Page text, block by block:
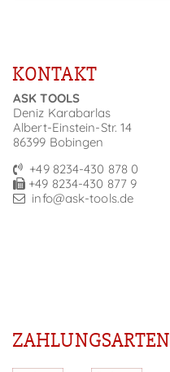
KONTAKT
ASK TOOLS
Deniz Karabarlas
Albert-Einstein-Str. 14
86399 Bobingen
+49 8234-430 878 0
+49 8234-430 877 9
info@ask-tools.de
ZAHLUNGSARTEN